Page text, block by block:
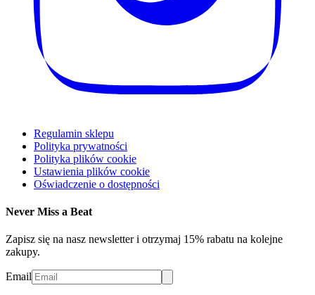
Regulamin sklepu
Polityka prywatności
Polityka plików cookie
Ustawienia plików cookie
Oświadczenie o dostępności
Never Miss a Beat
Zapisz się na nasz newsletter i otrzymaj 15% rabatu na kolejne
zakupy.
Email